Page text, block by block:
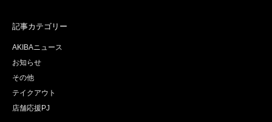
記事カテゴリー
AKIBAニュース
お知らせ
その他
テイクアウト
店舗応援PJ